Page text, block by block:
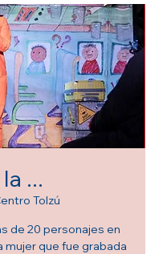
...
Tolzú
de 20 personajes en
mujer que fue grabada